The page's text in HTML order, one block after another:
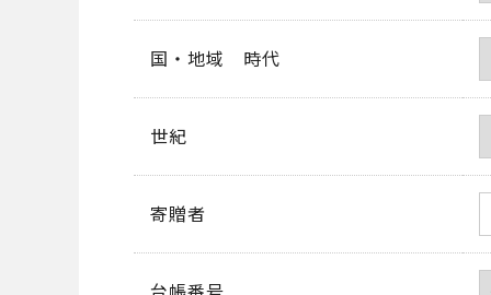
国・地域 時代
世紀
寄贈者